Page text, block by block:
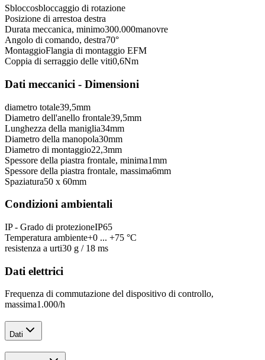
Sbloccosbloccaggio di rotazione
Posizione di arrestoa destra
Durata meccanica, minimo300.000manovre
Angolo di comando, destra70°
MontaggioFlangia di montaggio EFM
Coppia di serraggio delle viti0,6Nm
Dati meccanici - Dimensioni
diametro totale39,5mm
Diametro dell'anello frontale39,5mm
Lunghezza della maniglia34mm
Diametro della manopola30mm
Diametro di montaggio22,3mm
Spessore della piastra frontale, minima1mm
Spessore della piastra frontale, massima6mm
Spaziatura50 x 60mm
Condizioni ambientali
IP - Grado di protezioneIP65
Temperatura ambiente+0 ... +75 °C
resistenza a urti30 g / 18 ms
Dati elettrici
Frequenza di commutazione del dispositivo di controllo,
massima1.000/h
Dati